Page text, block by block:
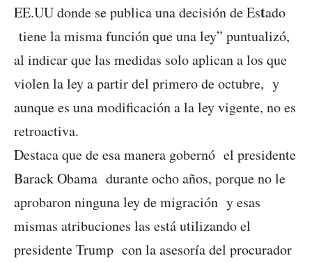
EE.UU donde se publica una decisión de Estado
tiene la misma función que una ley” puntualizó,
al indicar que las medidas solo aplican a los que
violen la ley a partir del primero de octubre, y
aunque es una modificación a la ley vigente, no es
retroactiva.
Destaca que de esa manera gobernó el presidente
Barack Obama durante ocho años, porque no le
aprobaron ninguna ley de migración y esas
mismas atribuciones las está utilizando el
presidente Trump con la asesoría del procurador